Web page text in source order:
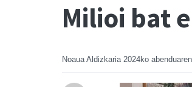
Milioi bat
Noaua Aldizkaria 2024ko